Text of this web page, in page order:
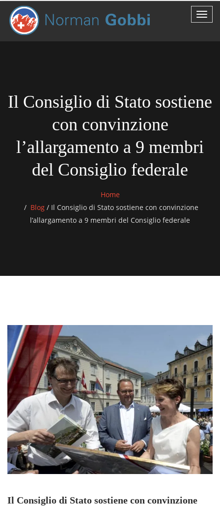
Il Consiglio di Stato sostiene
con convinzione
l’allargamento a 9 membri
del Consiglio federale
Home
Blog / Il Consiglio di Stato sostiene con convinzione
l’allargamento a 9 membri del Consiglio federale
Il Consiglio di Stato sostiene con convinzione